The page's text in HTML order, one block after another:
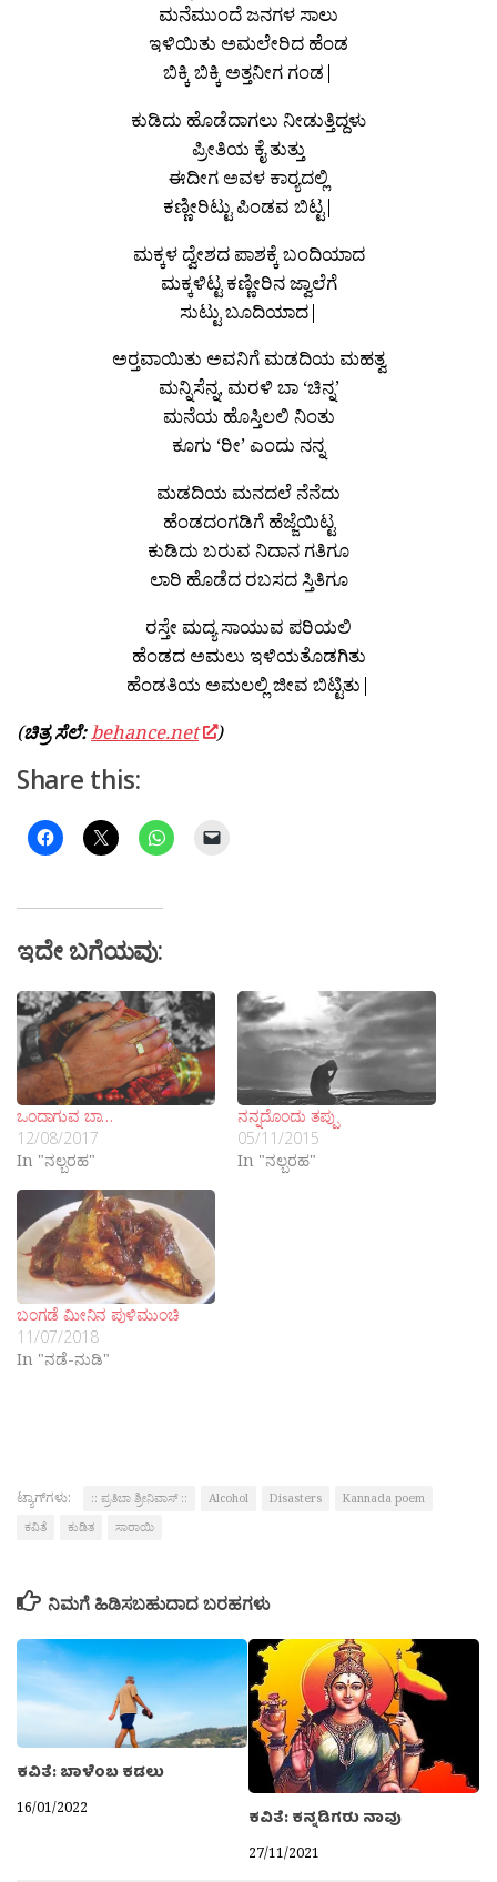
ಮನೆಮುಂದೆ ಜನಗಳ ಸಾಲು
ಇಳಿಯಿತು ಅಮಲೇರಿದ ಹೆಂಡ
ಬಿಕ್ಕಿ ಬಿಕ್ಕಿ ಅತ್ತನೀಗ ಗಂಡ|
ಕುಡಿದು ಹೊಡೆದಾಗಲು ನೀಡುತ್ತಿದ್ದಳು
ಪ್ರೀತಿಯ ಕೈ ತುತ್ತು
ಈದೀಗ ಅವಳ ಕಾರ‍್ಯದಲ್ಲಿ
ಕಣ್ಣೀರಿಟ್ಟು ಪಿಂಡವ ಬಿಟ್ಟ|
ಮಕ್ಕಳ ದ್ವೇಶದ ಪಾಶಕ್ಕೆ ಬಂದಿಯಾದ
ಮಕ್ಕಳಿಟ್ಟ ಕಣ್ಣೀರಿನ ಜ್ವಾಲೆಗೆ
ಸುಟ್ಟು ಬೂದಿಯಾದ|
ಅರ‍್ತವಾಯಿತು ಅವನಿಗೆ ಮಡದಿಯ ಮಹತ್ವ
ಮನ್ನಿಸೆನ್ನ, ಮರಳಿ ಬಾ ‘ಚಿನ್ನ’
ಮನೆಯ ಹೊಸ್ತಿಲಲಿ ನಿಂತು
ಕೂಗು ‘ರೀ’ ಎಂದು ನನ್ನ
ಮಡದಿಯ ಮನದಲೆ ನೆನೆದು
ಹೆಂಡದಂಗಡಿಗೆ ಹೆಜ್ಜೆಯಿಟ್ಟ
ಕುಡಿದು ಬರುವ ನಿದಾನ ಗತಿಗೂ
ಲಾರಿ ಹೊಡೆದ ರಬಸದ ಸ್ತಿತಿಗೂ
ರಸ್ತೇ ಮದ್ಯ ಸಾಯುವ ಪರಿಯಲಿ
ಹೆಂಡದ ಅಮಲು ಇಳಿಯತೊಡಗಿತು
ಹೆಂಡತಿಯ ಅಮಲಲ್ಲಿ ಜೀವ ಬಿಟ್ಟಿತು|
(ಚಿತ್ರ ಸೆಲೆ: behance.net )
Share this:
ಇದೇ ಬಗೆಯವು:
ಒಂದಾಗುವ ಬಾ…
12/08/2017
In "ನಲ್ಬರಹ"
ನನ್ನದೊಂದು ತಪ್ಪು
05/11/2015
In "ನಲ್ಬರಹ"
ಬಂಗಡೆ ಮೀನಿನ ಪುಳಿಮುಂಚಿ
11/07/2018
In "ನಡೆ-ನುಡಿ"
ಟ್ಯಾಗ್‌ಗಳು: :: ಪ್ರತಿಬಾ ಶ್ರೀನಿವಾಸ್ :: Alcohol Disasters
Kannada poem
ಕವಿತೆ
ಕುಡಿತ ಸಾರಾಯಿ
ನಿಮಗೆ ಹಿಡಿಸಬಹುದಾದ ಬರಹಗಳು
ಕವಿತೆ: ಬಾಳೆಂಬ ಕಡಲು
16/01/2022
ಕವಿತೆ: ಕನ್ನಡಿಗರು ನಾವು
27/11/2021